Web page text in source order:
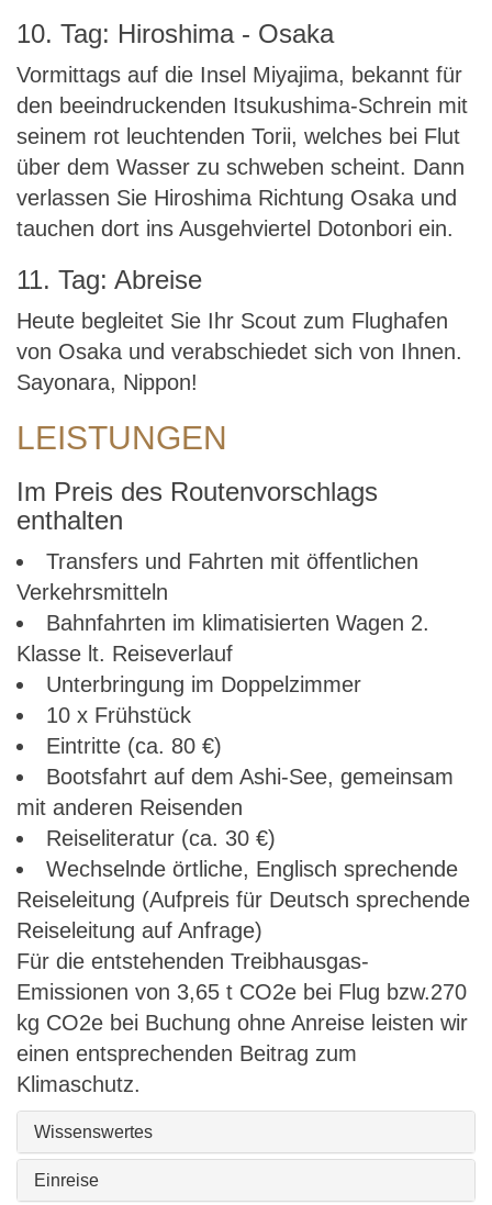
10. Tag: Hiroshima - Osaka
Vormittags auf die Insel Miyajima, bekannt für
den beeindruckenden Itsukushima-Schrein mit
seinem rot leuchtenden Torii, welches bei Flut
über dem Wasser zu schweben scheint. Dann
verlassen Sie Hiroshima Richtung Osaka und
tauchen dort ins Ausgehviertel Dotonbori ein.
11. Tag: Abreise
Heute begleitet Sie Ihr Scout zum Flughafen
von Osaka und verabschiedet sich von Ihnen.
Sayonara, Nippon!
LEISTUNGEN
Im Preis des Routenvorschlags
enthalten
Transfers und Fahrten mit öffentlichen
Verkehrsmitteln
Bahnfahrten im klimatisierten Wagen 2.
Klasse lt. Reiseverlauf
Unterbringung im Doppelzimmer
10 x Frühstück
Eintritte (ca. 80 €)
Bootsfahrt auf dem Ashi-See, gemeinsam
mit anderen Reisenden
Reiseliteratur (ca. 30 €)
Wechselnde örtliche, Englisch sprechende
Reiseleitung (Aufpreis für Deutsch sprechende
Reiseleitung auf Anfrage)
Für die entstehenden Treibhausgas-
Emissionen von 3,65 t CO2e bei Flug bzw.270
kg CO2e bei Buchung ohne Anreise leisten wir
einen entsprechenden Beitrag zum
Klimaschutz.
Wissenswertes
Einreise